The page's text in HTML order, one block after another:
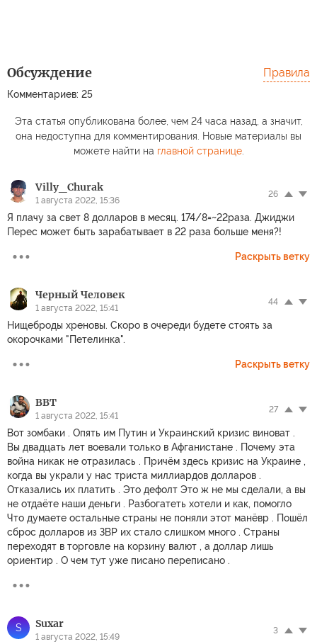
Обсуждение
Комментариев: 25
Правила
Эта статья опубликована более, чем 24 часа назад, а значит,
она недоступна для комментирования. Новые материалы вы
можете найти на главной странице.
Villy_Churak
1 августа 2022, 15:36
26
Я плачу за свет 8 долларов в месяц. 174/8=~22раза. Джиджи
Перес может быть зарабатывает в 22 раза больше меня?!
Раскрыть ветку
Черный Человек
1 августа 2022, 15:41
44
Нищеброды хреновы. Скоро в очереди будете стоять за
окорочками "Петелинка".
Раскрыть ветку
ВВТ
1 августа 2022, 15:41
27
Вот зомбаки . Опять им Путин и Украинский кризис виноват .
Вы двадцать лет воевали только в Афганистане . Почему эта
война никак не отразилась . Причём здесь кризис на Украине ,
когда вы украли у нас триста миллиардов долларов .
Отказались их платить . Это дефолт Это ж не мы сделали, а вы
не отдаёте наши деньги . Разбогатеть хотели и как, помогло
Что думаете остальные страны не поняли этот манёвр . Пошёл
сброс долларов из ЗВР их стало слишком много . Страны
переходят в торговле на корзину валют , а доллар лишь
ориентир . О чем тут уже писано переписано .
S Suxar
1 августа 2022, 15:49
3